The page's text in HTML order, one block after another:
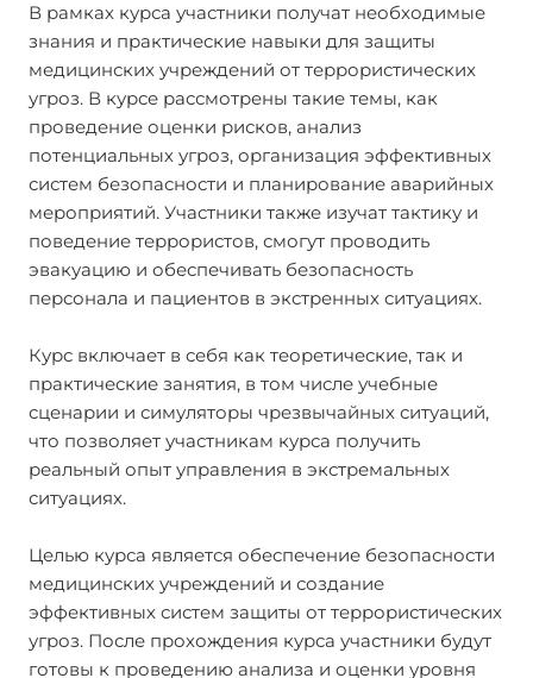
В рамках курса участники получат необходимые
знания и практические навыки для защиты
медицинских учреждений от террористических
угроз. В курсе рассмотрены такие темы, как
проведение оценки рисков, анализ
потенциальных угроз, организация эффективных
систем безопасности и планирование аварийных
мероприятий. Участники также изучат тактику и
поведение террористов, смогут проводить
эвакуацию и обеспечивать безопасность
персонала и пациентов в экстренных ситуациях.
Курс включает в себя как теоретические, так и
практические занятия, в том числе учебные
сценарии и симуляторы чрезвычайных ситуаций,
что позволяет участникам курса получить
реальный опыт управления в экстремальных
ситуациях.
Целью курса является обеспечение безопасности
медицинских учреждений и создание
эффективных систем защиты от террористических
угроз. После прохождения курса участники будут
готовы к проведению анализа и оценки уровня